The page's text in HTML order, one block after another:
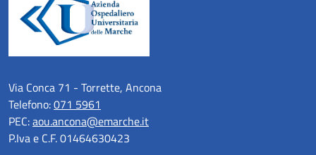
Via Conca 71 - Torrette, Ancona
Telefono:071 5961
PEC:aou.ancona@emarche.it
P.Iva e C.F. 01464630423